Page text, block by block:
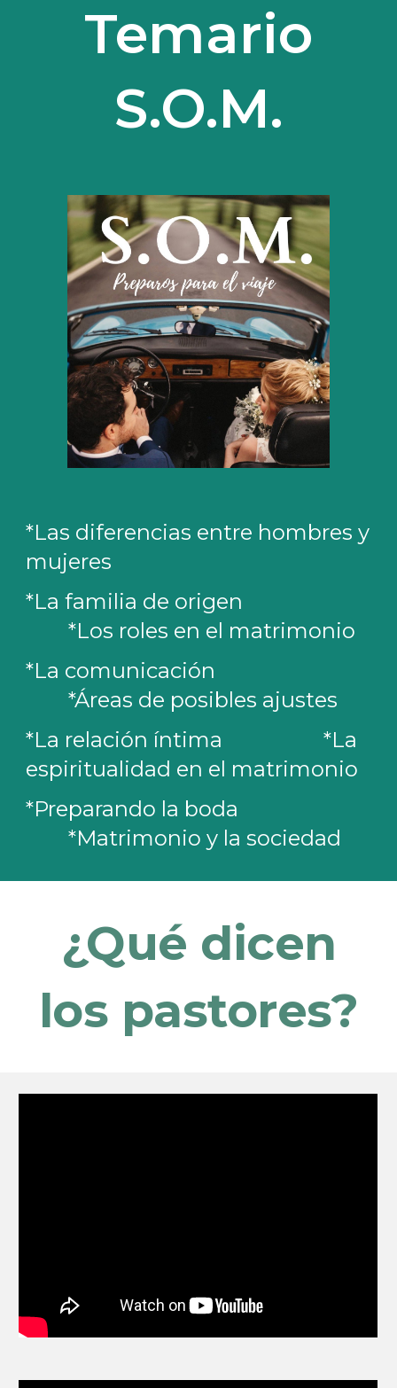
Temario
S.O.M.
*Las diferencias entre hombres y
mujeres
*La familia de origen
*Los roles en el matrimonio
*La comunicación
*Áreas de posibles ajustes
*La relación íntima
*La
espiritualidad en el matrimonio
*Preparando la boda
*Matrimonio y la sociedad
¿Qué dicen
los pastores?